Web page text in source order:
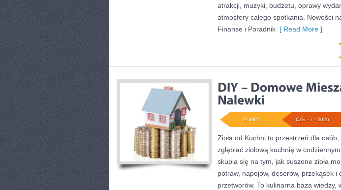
atrakcji, muzyki, budżetu, oprawy
atmosfery całego spotkania. Nowości
Finanse i Poradnik [ Read More ]
CZE - 7 - 2026
ADMIN
Zioła od Kuchni to przestrzeń dla
zgłębiać ziołową kuchnię w
skupia się na tym, jak suszone zioła
potraw, napojów, deserów, przekąsek i
przetworów. To kulinarna baza wiedzy,